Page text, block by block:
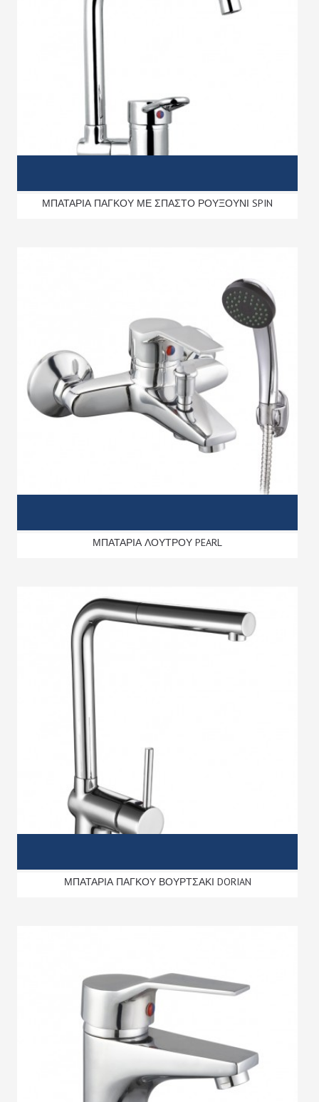
ΜΠΑΤΑΡΙΑ ΠΑΓΚΟΥ ΜΕ ΣΠΑΣΤΟ ΡΟΥΞΟΥΝΙ SPIN
ΜΠΑΤΑΡΙΑ ΛΟΥΤΡΟΥ PEARL
ΜΠΑΤΑΡΙΑ ΠΑΓΚΟΥ ΒΟΥΡΤΣΑΚΙ DORIAN